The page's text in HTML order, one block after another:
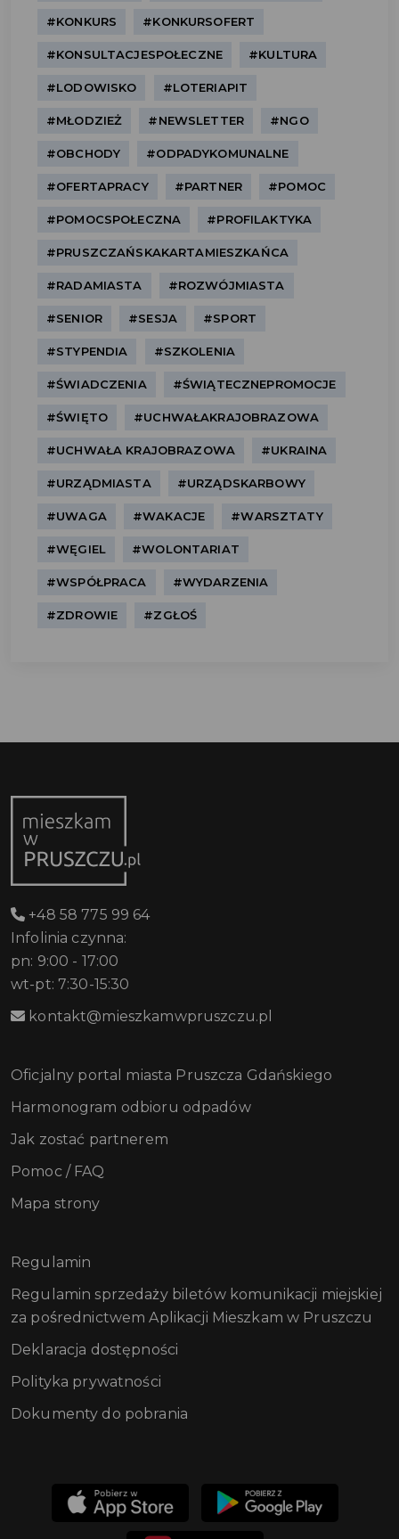
#KONKURS #KONKURSOFERT
#KONSULTACJESPOŁECZNE #KULTURA
#LODOWISKO #LOTERIAPIT
#MŁODZIEŻ #NEWSLETTER #NGO
#OBCHODY #ODPADYKOMUNALNE
#OFERTAPRACY #PARTNER #POMOC
#POMOCSPOŁECZNA #PROFILAKTYKA
#PRUSZCZAŃSKAKARTAMIESZKAŃCA
#RADAMIASTA #ROZWÓJMIASTA
#SENIOR #SESJA #SPORT
#STYPENDIA #SZKOLENIA
#ŚWIADCZENIA #ŚWIĄTECZNEPROMOCJE
#ŚWIĘTO #UCHWAŁAKRAJOBRAZOWA
#UCHWAŁA KRAJOBRAZOWA #UKRAINA
#URZĄDMIASTA #URZĄDSKARBOWY
#UWAGA #WAKACJE #WARSZTATY
#WĘGIEL #WOLONTARIAT
#WSPÓŁPRACA #WYDARZENIA
#ZDROWIE #ZGŁOŚ
+48 58 775 99 64
Infolinia czynna:
pn: 9:00 - 17:00
wt-pt: 7:30-15:30
kontakt@mieszkamwpruszczu.pl
Oficjalny portal miasta Pruszcza Gdańskiego
Harmonogram odbioru odpadów
Jak zostać partnerem
Pomoc / FAQ
Mapa strony
Regulamin
Regulamin sprzedaży biletów komunikacji miejskiej
za pośrednictwem Aplikacji Mieszkam w Pruszczu
Deklaracja dostępności
Polityka prywatności
Dokumenty do pobrania